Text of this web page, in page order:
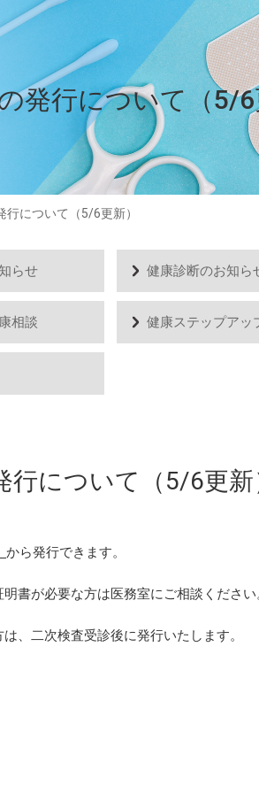
発行について（5/
について（5/6更新）
らせ 健康診断のお知ら
相談 健康ステップアッ
について（5/6更新
から発行できます。
書が必要な方は医務室にご相談ください
、二次検査受診後に発行いたします。